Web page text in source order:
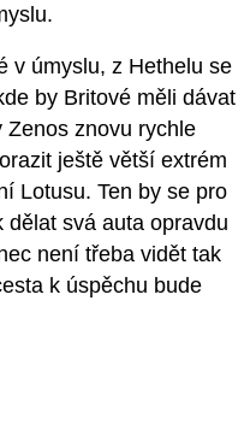
v úmyslu, z Hethelu se
by Britové měli dávat
Zenos znovu rychle
ještě větší extrém
Lotusu. Ten by se pro
svá auta opravdu
není třeba vidět tak
k úspěchu bude